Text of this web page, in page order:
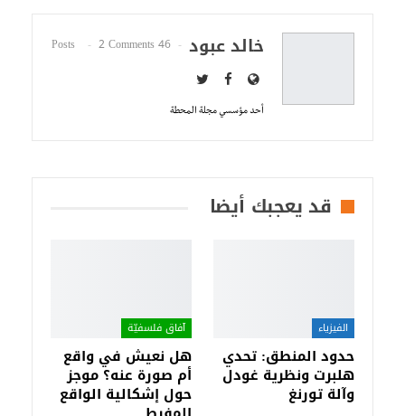
خالد عبود 46 Posts
2 Comments
أحد مؤسسي مجلة المحطة
قد يعجبك أيضا
الفيزياء
حدود المنطق: تحدي
هلبرت ونظرية غودل
وآلة تورنغ
آفاق فلسفيّة‎
هل نعيش في واقع
أم صورة عنه؟ موجز
حول إشكالية الواقع